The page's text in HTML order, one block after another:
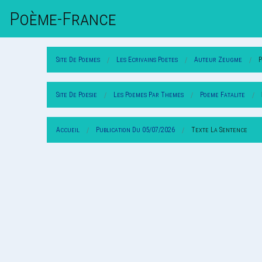
Poème-FrAnce
Site De Poemes Les Ecrivains Poetes Auteur Zeugme
Site De Poesie Les Poemes Par Themes Poeme Fatalite
Accueil Publication Du 05/07/2026 Texte La Sentence